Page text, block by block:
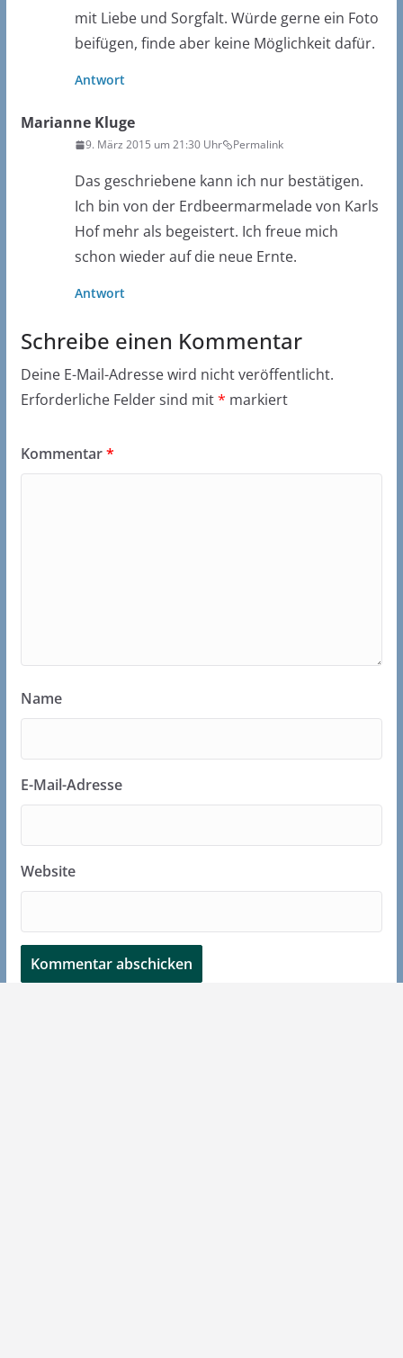
mit Liebe und Sorgfalt. Würde gerne ein Foto
beifügen, finde aber keine Möglichkeit dafür.
Antwort
Marianne Kluge
9. März 2015 um 21:30 Uhr Permalink
Das geschriebene kann ich nur bestätigen.
Ich bin von der Erdbeermarmelade von Karls
Hof mehr als begeistert. Ich freue mich
schon wieder auf die neue Ernte.
Antwort
Schreibe einen Kommentar
Deine E-Mail-Adresse wird nicht veröffentlicht.
Erforderliche Felder sind mit* markiert
Kommentar*
Name
E-Mail-Adresse
Website